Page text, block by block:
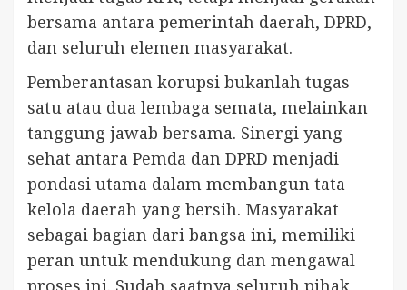
bersama antara pemerintah daerah, DPRD,
dan seluruh elemen masyarakat.
Pemberantasan korupsi bukanlah tugas
satu atau dua lembaga semata, melainkan
tanggung jawab bersama. Sinergi yang
sehat antara Pemda dan DPRD menjadi
pondasi utama dalam membangun tata
kelola daerah yang bersih. Masyarakat
sebagai bagian dari bangsa ini, memiliki
peran untuk mendukung dan mengawal
proses ini. Sudah saatnya seluruh pihak